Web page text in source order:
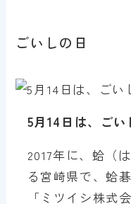
ごいしの日
5月14日は、ごい
2017年に、蛤（
る宮崎県で、蛤
「ミツイシ株式